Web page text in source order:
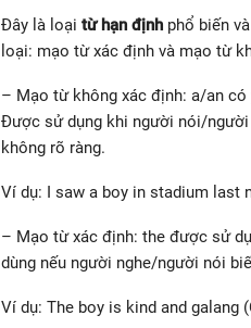
Đây là loại từ hạn định phổ biến
loại: mạo từ xác định và mạo từ
– Mạo từ không xác định: a/an
Được sử dụng khi người nói/
không rõ ràng.
Ví dụ: I saw a boy in stadium last
– Mạo từ xác định: the được sử
dùng nếu người nghe/người nói
Ví dụ: The boy is kind and galang